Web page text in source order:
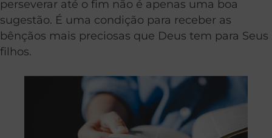
perseverar até o fim não é apenas uma boa
sugestão. É uma condição para receber as
bênçãos mais preciosas que Deus tem para Seus
filhos.